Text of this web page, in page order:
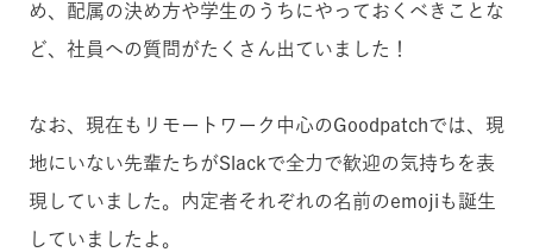
め、配属の決め方や学生のうちにやっておくべきことな
ど、社員への質問がたくさん出ていました！
なお、現在もリモートワーク中心のGoodpatchでは、現
地にいない先輩たちがSlackで全力で歓迎の気持ちを表
現していました。内定者それぞれの名前のemojiも誕生
していましたよ。